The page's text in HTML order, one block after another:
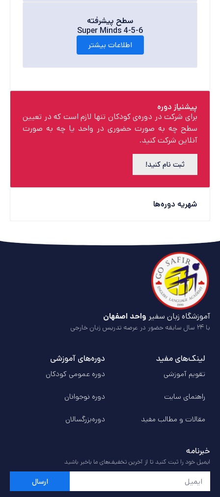
سطح پیشرفته
Super Minds 4-5-6
اطلاعات بیشتر
پیشنیاز دوره
برای شرکت در دوره‌ی کودکان تنها لازم است که در تعیین
سطح چه به صورت حضوری در واحد یا چه به صورت
آنلاین شرکت کنید.
ثبت نام کنید!
شهریه دوره‌ها
آموزشگاه زبان سفیر واحد اصفهان
با ۲۴ سال سابقه حضور در عرصه تدریس زبان خارجی
لینک‌های مفید
تقویم آموزشی
راهنمای سایت
مقالات و مطالب مفید
دوره‌های آموزشی
دوره عمومی کودکان
دوره‌ نوجوانان
دوره‌بزرگسالان
خبرنامه
ایمیل خود را ثبت کنید تا از آخرین تخفیف‌های ما باخبر باشید
ارسال